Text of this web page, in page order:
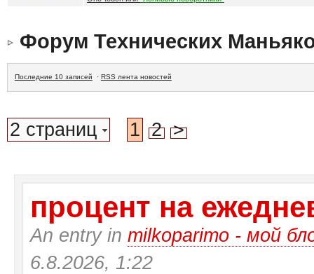
Форум Технических
Последние 10 записей · RSS лента новостей
2 страниц 1 2 >
процент на
An entry in milkoparimo - мой
6.8.2026, 1:22